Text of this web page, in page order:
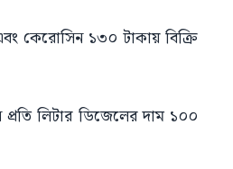
কেরোসিন ১৩০ টাকায় বিক্রি
লিটার ডিজেলের দাম ১০০